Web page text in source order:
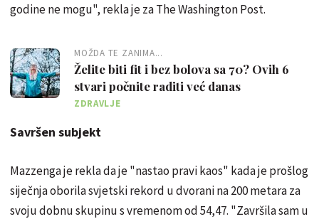
godine ne mogu", rekla je za The Washington Post.
MOŽDA TE ZANIMA...
Želite biti fit i bez bolova sa 70? Ovih 6
stvari počnite raditi već danas
ZDRAVLJE
Savršen subjekt
Mazzenga je rekla da je "nastao pravi kaos" kada je prošlog
siječnja oborila svjetski rekord u dvorani na 200 metara za
svoju dobnu skupinu s vremenom od 54,47. "Završila sam u